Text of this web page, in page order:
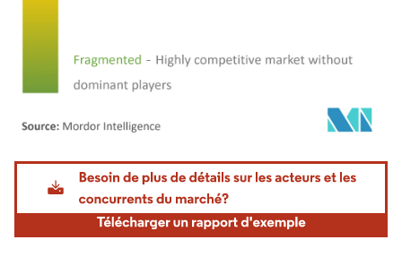
Image © Mordor Intelligence. La réutilisation nécessite une attribution sous CC BY